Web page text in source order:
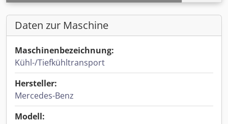
Daten zur Maschine
Maschinenbezeichnung:
Kühl-/Tiefkühltransport
Hersteller:
Mercedes-Benz
Modell: